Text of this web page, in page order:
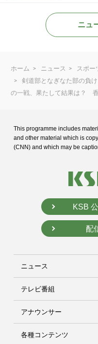
ニュ
ホーム ニュース
スポー
剣道部となぎなた部の負
の一戦、果たして結果は？
This programme includes
and other material which is
(CNN) and which may be
KSB
配
ニュース
テレビ番組
アナウンサー
各種コンテンツ